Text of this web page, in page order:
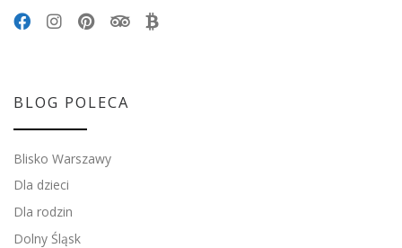
BLOG POLECA
Blisko Warszawy
Dla dzieci
Dla rodzin
Dolny Śląsk